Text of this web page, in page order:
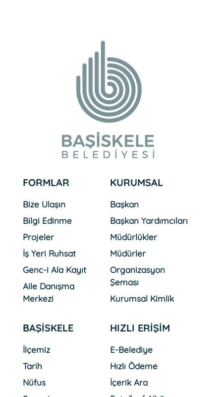
FORMLAR
Bize Ulaşın
Bilgi Edinme
Projeler
İş Yeri Ruhsat
Genc-i Ala Kayıt
Aile Danışma
Merkezi
KURUMSAL
Başkan
Başkan Yardımcıları
Müdürlükler
Müdürler
Organizasyon
Şeması
Kurumsal Kimlik
BAŞİSKELE
İlçemiz
Tarih
Nüfus
HIZLI ERİŞİM
E-Belediye
Hızlı Ödeme
İçerik Ara